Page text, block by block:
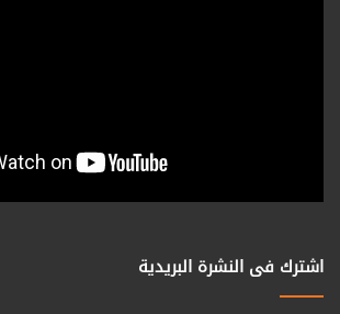
اشترك فى النشرة البريدية